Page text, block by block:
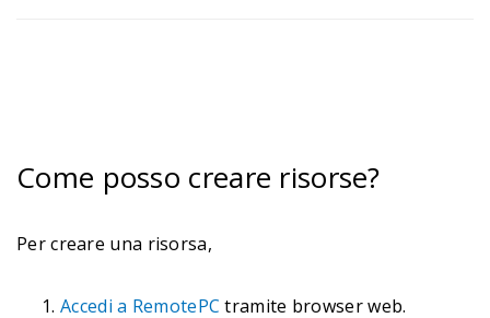
Come posso creare risorse?
Per creare una risorsa,
Accedi a RemotePC tramite browser web.